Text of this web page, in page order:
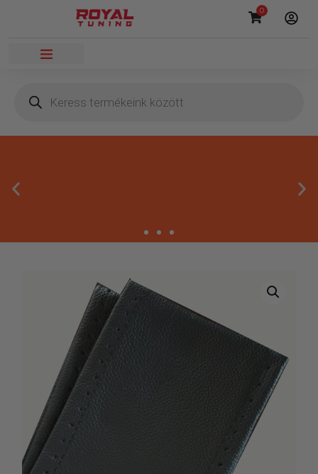
0
Gyors rendelésfeldolgozással segítünk, hogy hamar
kézhez kapd a csomagod.